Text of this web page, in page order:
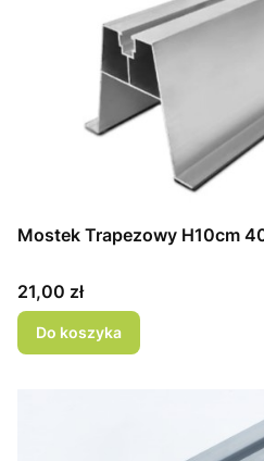
Mostek Trapezowy H10cm
Cena
21,00 zł
Do koszyka